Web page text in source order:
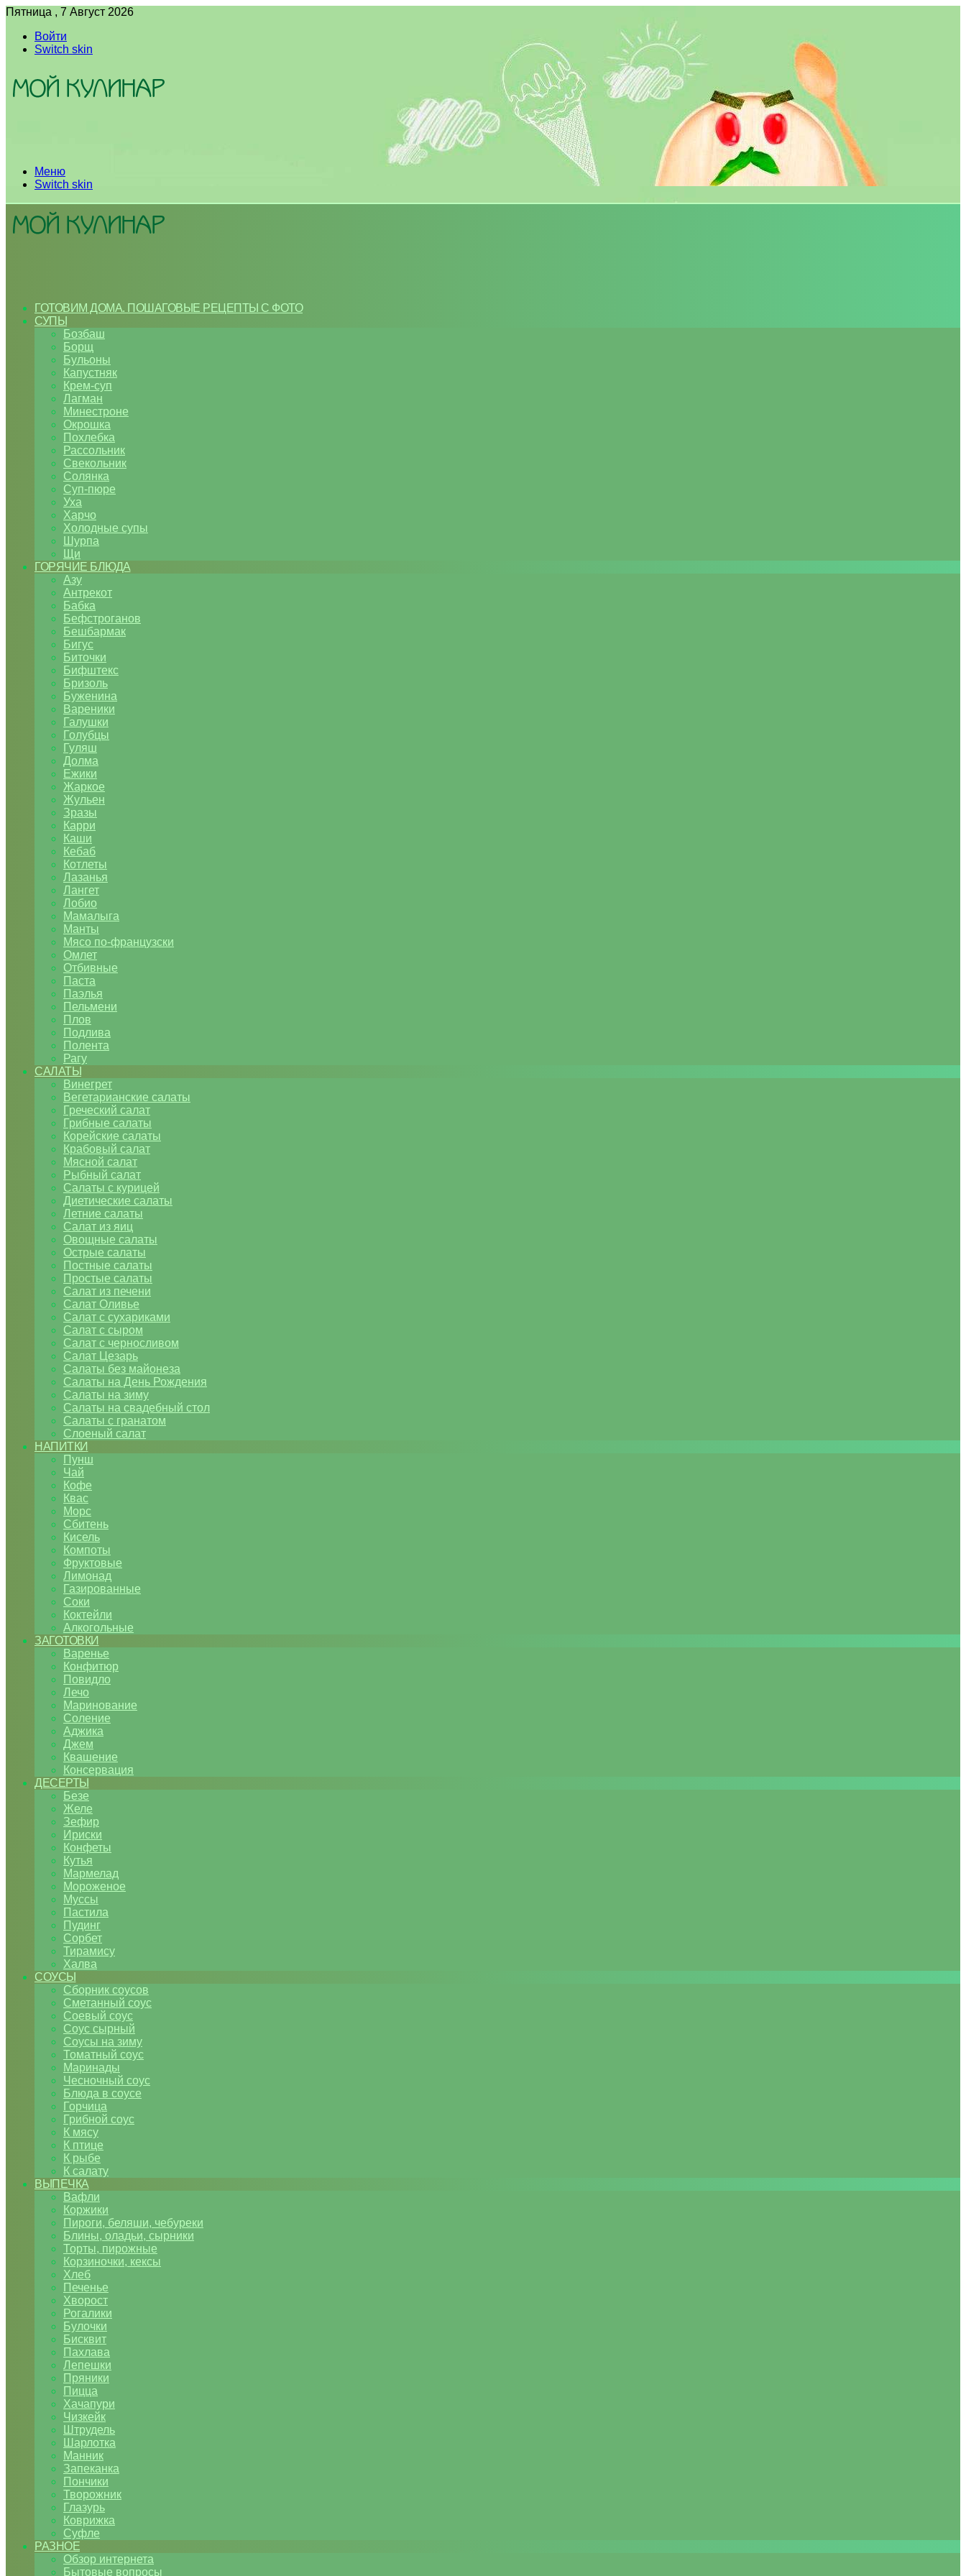
Пятница , 7 Август 2026
Войти
Switch skin
Меню
Switch skin
ГОТОВИМ ДОМА. ПОШАГОВЫЕ РЕЦЕПТЫ С ФОТО
СУПЫ
Бозбаш
Борщ
Бульоны
Капустняк
Крем-суп
Лагман
Минестроне
Окрошка
Похлебка
Рассольник
Свекольник
Солянка
Суп-пюре
Уха
Харчо
Холодные супы
Шурпа
Щи
ГОРЯЧИЕ БЛЮДА
Азу
Антрекот
Бабка
Бефстроганов
Бешбармак
Бигус
Биточки
Бифштекс
Бризоль
Буженина
Вареники
Галушки
Голубцы
Гуляш
Долма
Ежики
Жаркое
Жульен
Зразы
Карри
Каши
Кебаб
Котлеты
Лазанья
Лангет
Лобио
Мамалыга
Манты
Мясо по-французски
Омлет
Отбивные
Паста
Паэлья
Пельмени
Плов
Подлива
Полента
Рагу
САЛАТЫ
Винегрет
Вегетарианские салаты
Греческий салат
Грибные салаты
Корейские салаты
Крабовый салат
Мясной салат
Рыбный салат
Салаты с курицей
Диетические салаты
Летние салаты
Салат из яиц
Овощные салаты
Острые салаты
Постные салаты
Простые салаты
Салат из печени
Салат Оливье
Салат с сухариками
Салат с сыром
Салат с черносливом
Салат Цезарь
Салаты без майонеза
Салаты на День Рождения
Салаты на зиму
Салаты на свадебный стол
Салаты с гранатом
Слоеный салат
НАПИТКИ
Пунш
Чай
Кофе
Квас
Морс
Сбитень
Кисель
Компоты
Фруктовые
Лимонад
Газированные
Соки
Коктейли
Алкогольные
ЗАГОТОВКИ
Варенье
Конфитюр
Повидло
Лечо
Маринование
Соление
Аджика
Джем
Квашение
Консервация
ДЕСЕРТЫ
Безе
Желе
Зефир
Ириски
Конфеты
Кутья
Мармелад
Мороженое
Муссы
Пастила
Пудинг
Сорбет
Тирамису
Халва
СОУСЫ
Сборник соусов
Сметанный соус
Соевый соус
Соус сырный
Соусы на зиму
Томатный соус
Маринады
Чесночный соус
Блюда в соусе
Горчица
Грибной соус
К мясу
К птице
К рыбе
К салату
ВЫПЕЧКА
Вафли
Коржики
Пироги, беляши, чебуреки
Блины, оладьи, сырники
Торты, пирожные
Корзиночки, кексы
Хлеб
Печенье
Хворост
Рогалики
Булочки
Бисквит
Пахлава
Лепешки
Пряники
Пицца
Хачапури
Чизкейк
Штрудель
Шарлотка
Манник
Запеканка
Пончики
Творожник
Глазурь
Коврижка
Суфле
РАЗНОЕ
Обзор интернета
Бытовые вопросы